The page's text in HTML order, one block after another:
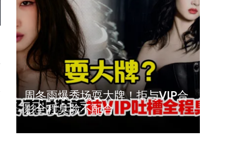
周冬雨爆秀场耍大牌！拒与VIP合
影全程臭脸不配合